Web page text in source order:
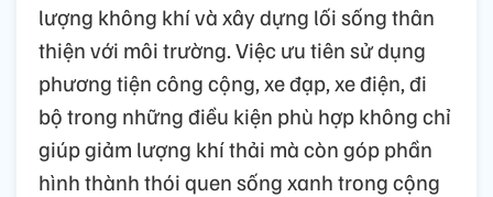
lượng không khí và xây dựng lối sống thân
thiện với môi trường. Việc ưu tiên sử dụng
phương tiện công cộng, xe đạp, xe điện, đi
bộ trong những điều kiện phù hợp không chỉ
giúp giảm lượng khí thải mà còn góp phần
hình thành thói quen sống xanh trong cộng